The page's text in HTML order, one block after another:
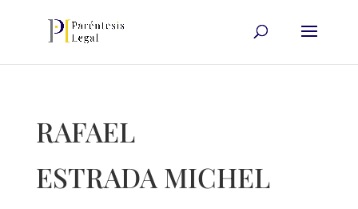
RAFAEL
ESTRADA MICHEL